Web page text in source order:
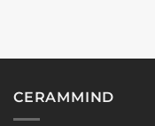
CERAMMIND